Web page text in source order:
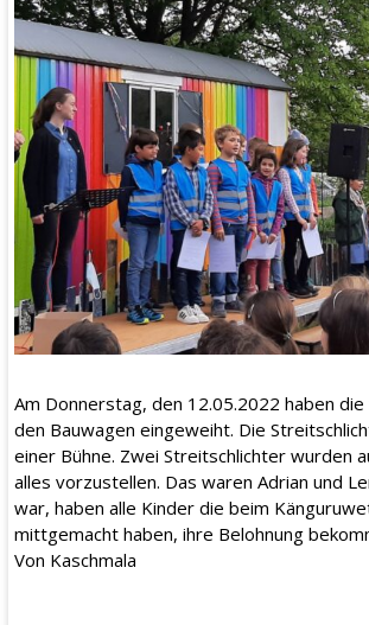
Am Donnerstag, den 12.05.2022 haben
den Bauwagen eingeweiht. Die
einer Bühne. Zwei Streitschlichter wurden
alles vorzustellen. Das waren Adrian und
war, haben alle Kinder die beim
mittgemacht haben, ihre Belohnung
Von Kaschmala